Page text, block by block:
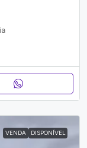
VENDA DISPONÍVEL